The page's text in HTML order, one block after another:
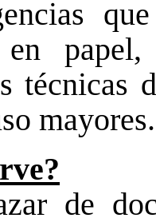
en
técnicas
mayores.
de